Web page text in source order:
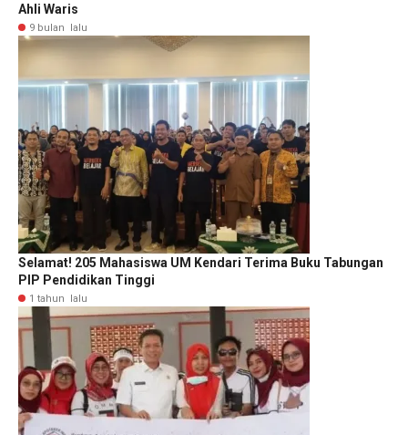
Ahli Waris
9 bulan lalu
Selamat! 205 Mahasiswa UM Kendari Terima Buku Tabungan
PIP Pendidikan Tinggi
1 tahun lalu